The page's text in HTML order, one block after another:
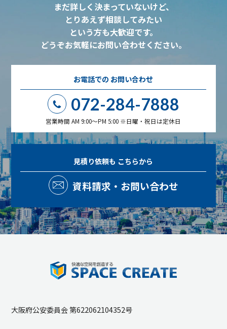
まだ詳しく決まっていないけど、
とりあえず相談してみたい
という方も大歓迎です。
どうぞお気軽にお問い合わせください。
お電話での お問い合わせ
072-284-7888
営業時間 AM 9:00～PM 5:00 ※日曜・祝日は定休日
見積り依頼も こちらから
資料請求・お問い合わせ
大阪府公安委員会 第622062104352号